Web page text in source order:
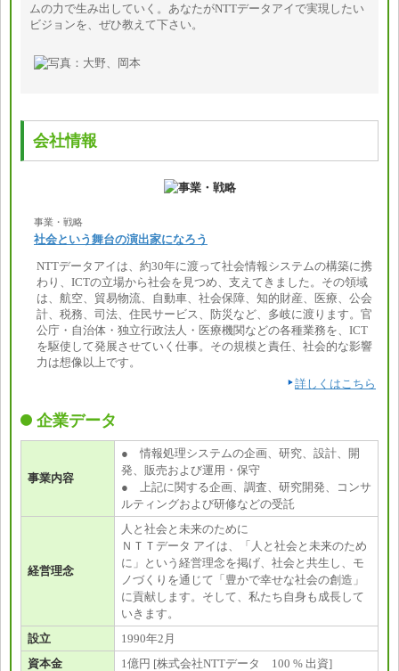
ムの力で生み出していく。あなたがNTTデータアイで実現したい
ビジョンを、ぜひ教えて下さい。
会社情報
事業・戦略
社会という舞台の演出家になろう
NTTデータアイは、約30年に渡って社会情報システムの構築に携
わり、ICTの立場から社会を見つめ、支えてきました。その領域
は、航空、貿易物流、自動車、社会保障、知的財産、医療、公会
計、税務、司法、住民サービス、防災など、多岐に渡ります。官
公庁・自治体・独立行政法人・医療機関などの各種業務を、ICT
を駆使して発展させていく仕事。その規模と責任、社会的な影響
力は想像以上です。
詳しくはこちら
企業データ
事業内容
● 情報処理システムの企画、研究、設計、開
発、販売および運用・保守
● 上記に関する企画、調査、研究開発、コンサ
ルティングおよび研修などの受託
経営理念
人と社会と未来のために
ＮＴＴデータ アイは、「人と社会と未来のため
に」という経営理念を掲げ、社会と共生し、モ
ノづくりを通じて「豊かで幸せな社会の創造」
に貢献します。そして、私たち自身も成長して
いきます。
設立
1990年2月
資本金
1億円 [株式会社NTTデータ 100 % 出資]